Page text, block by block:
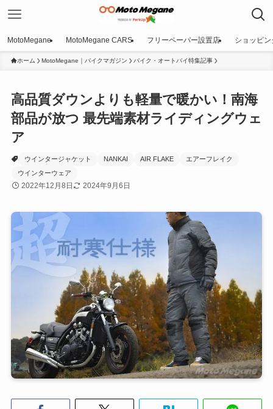
MotoMegane MotoMegane CARS フリーペーパー設置店 ショッピン
ホーム MotoMegane｜バイクマガジン バイク・オートバイ特集記事
高品質ダウンよりも軽量で暖かい！南海
部品が放つ 最先端素材ライディングウェ
ア
ウインタージャケット NANKAI AIR FLAKE
エアーフレイク
ウインターウェア
2022年12月8日 2024年9月6日